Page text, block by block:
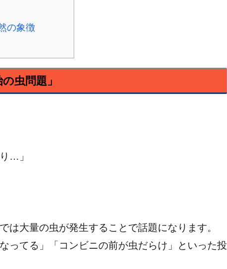
の象徴
虫問題」
…」
は大量の虫が発生することで話題になります。
ってる」「コンビニの前が虫だらけ」といった投